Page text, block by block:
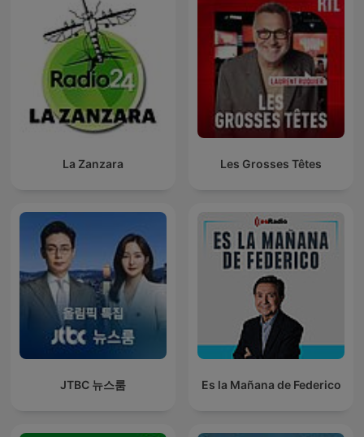
La Zanzara Les Grosses Têtes
JTBC 뉴스룸 Es la Mañana de Federico